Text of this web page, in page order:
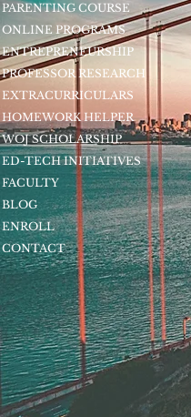
PARENTING COURSE
ONLINE PROGRAMS
ENTREPRENEURSHIP
PROFESSOR RESEARCH
EXTRACURRICULARS
HOMEWORK HELPER
WOJ SCHOLARSHIP
ED-TECH INITIATIVES
FACULTY
BLOG
ENROLL
CONTACT